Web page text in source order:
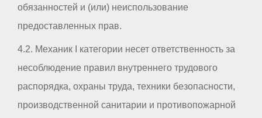
обязанностей и (или) неиспользование
предоставленных прав.
4.2. Механик I категории несет ответственность за
несоблюдение правил внутреннего трудового
распорядка, охраны труда, техники безопасности,
производственной санитарии и противопожарной